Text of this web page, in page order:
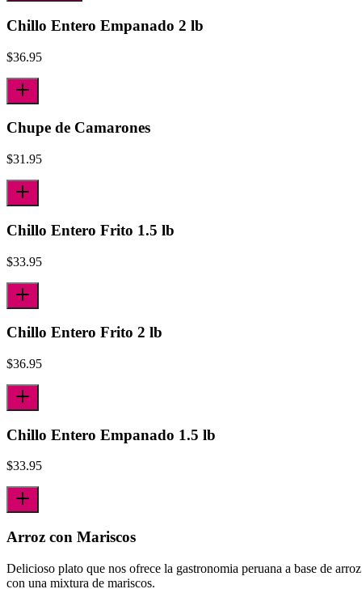
Chillo Entero Empanado 2 lb
$36.95
Chupe de Camarones
$31.95
Chillo Entero Frito 1.5 lb
$33.95
Chillo Entero Frito 2 lb
$36.95
Chillo Entero Empanado 1.5 lb
$33.95
Arroz con Mariscos
Delicioso plato que nos ofrece la gastronomia peruana a base de arroz
con una mixtura de mariscos.